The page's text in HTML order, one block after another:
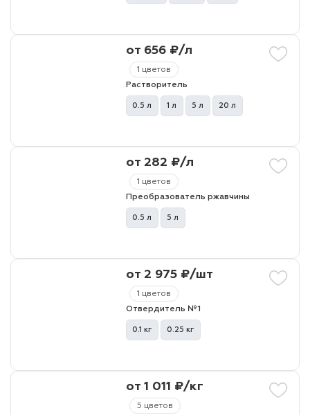
1 цветов
от 656 ₽/л
Растворитель
0.5 л 1 л 5 л 20 л
1 цветов
от 282 ₽/л
Преобразователь ржавчины
0.5 л 5 л
1 цветов
от 2 975 ₽/шт
Отвердитель №1
0.1 кг 0.25 кг
5 цветов
от 1 011 ₽/кг